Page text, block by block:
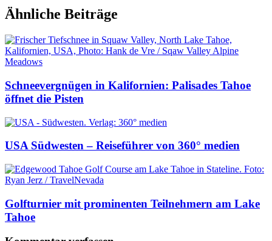
Ähnliche Beiträge
Schneevergnügen in Kalifornien: Palisades Tahoe
öffnet die Pisten
USA Südwesten – Reiseführer von 360° medien
Golfturnier mit prominenten Teilnehmern am Lake
Tahoe